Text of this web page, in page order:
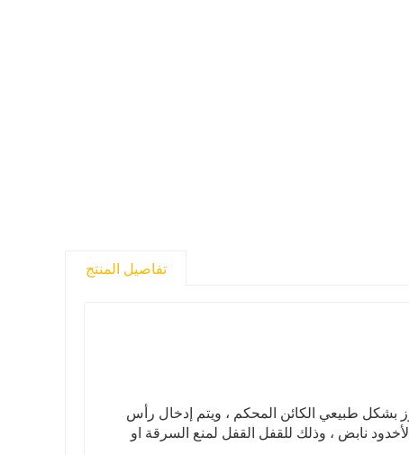
تفاصيل المنتج
بشكل طبيعي الكائن المحكم ، ويتم إدخال رأس
نابض ، وذلك للقفل القفل لمنع السرقة او